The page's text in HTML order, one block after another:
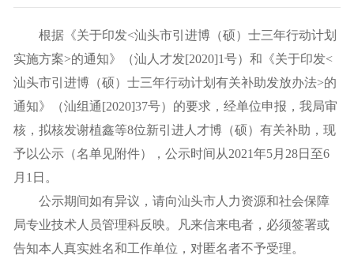
根据《关于印发<汕头市引进博（硕）士三年行动计划
实施方案>的通知》（汕人才发[2020]1号）和《关于印发<
汕头市引进博（硕）士三年行动计划有关补助发放办法>的
通知》（汕组通[2020]37号）的要求，经单位申报，我局审
核，拟核发谢植鑫等8位新引进人才博（硕）有关补助，现
予以公示（名单见附件），公示时间从2021年5月28日至6
月1日。
公示期间如有异议，请向汕头市人力资源和社会保障
局专业技术人员管理科反映。凡来信来电者，必须签署或
告知本人真实姓名和工作单位，对匿名者不予受理。